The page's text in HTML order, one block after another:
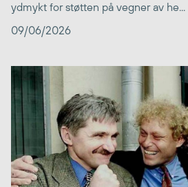
ydmykt for støtten på vegner av he...
09/06/2026